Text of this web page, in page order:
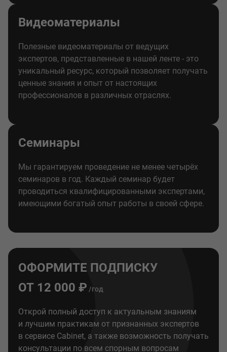
Видеоматериалы
Полезные видеоматериалы от ведущих
экспертов, представленные в нашей ленте - это
уникальный ресурс, который позволяет получать
ценные знания и опыт от настоящих
профессионалов в различных отраслях.
Семинары
Мы гарантируем проведение не менее четырёх
семинаров в год. Каждый семинар будет
проводиться квалифицированными экспертами,
имеющими богатый опыт работы в своей сфере.
ОФОРМИТЕ ПОДПИСКУ
ОТ 12 000 ₽ /год
Открой полный доступ к актуальным знаниям
и лучшим практикам от признанных экспертов
в сервисе Cabinet, а также возможность получать
консультации по всем спорным вопросам